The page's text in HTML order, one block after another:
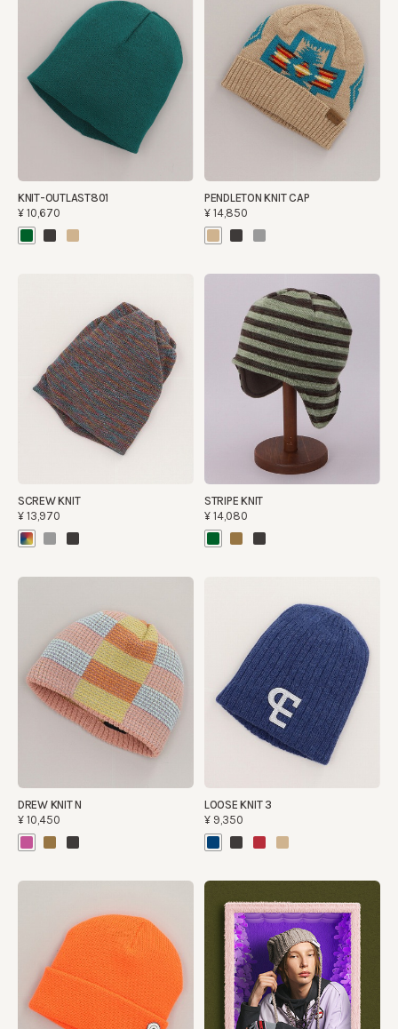
KNIT-OUTLAST801
¥10,670
PENDLETON KNIT CAP
¥14,850
SCREW KNIT
¥13,970
STRIPE KNIT
¥14,080
DREW KNIT N
¥10,450
LOOSE KNIT 3
¥9,350